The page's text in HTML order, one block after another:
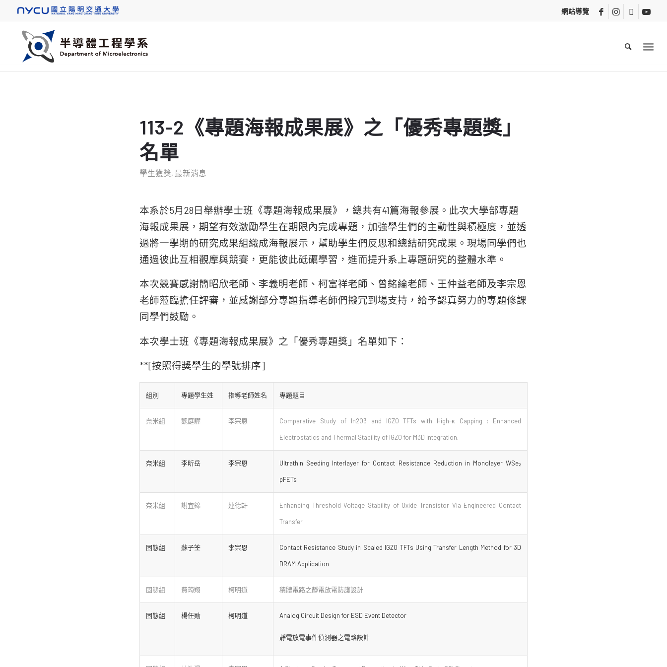
網站導覽
113-2《專題海報成果展》之「優秀專題獎」
名單
學生獲獎, 最新消息
本系於5月28日舉辦學士班《專題海報成果展》，總共有41篇海報參展。此次大學部專題
海報成果展，期望有效激勵學生在期限內完成專題，加強學生們的主動性與積極度，並透
過將一學期的研究成果組織成海報展示，幫助學生們反思和總結研究成果。現場同學們也
通過彼此互相觀摩與競賽，更能彼此砥礪學習，進而提升系上專題研究的整體水準。
本次競賽感謝簡昭欣老師、李義明老師、柯富祥老師、曾銘綸老師、王仲益老師及李宗恩
老師蒞臨擔任評審，並感謝部分專題指導老師們撥冗到場支持，給予認真努力的專題修課
同學們鼓勵。
本次學士班《專題海報成果展》之「優秀專題獎」名單如下：
**[按照得獎學生的學號排序]
組別 專題學生姓 指導老師姓名 專題題目
奈米組 魏庭驊 李宗恩 Comparative Study of In2O3 and IGZO TFTs with High-κ Capping : Enhanced
Electrostatics and Thermal Stability of IGZO for M3D integration.
奈米組 李昕岳 李宗恩 Ultrathin Seeding Interlayer for Contact Resistance Reduction in Monolayer WSe₂
pFETs
奈米組 謝宜錦 連德軒 Enhancing Threshold Voltage Stability of Oxide Transistor Via Engineered Contact
Transfer
固態組 蘇子筌 李宗恩 Contact Resistance Study in Scaled IGZO TFTs Using Transfer Length Method for 3D
DRAM Application
固態組 費荺翔 柯明道 積體電路之靜電放電防護設計
固態組 楊任勛 柯明道 Analog Circuit Design for ESD Event Detector
靜電放電事件偵測器之電路設計